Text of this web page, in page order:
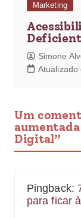
Marketing
Simone
Atualizado
Um
Digital”
Pingback:
para ficar